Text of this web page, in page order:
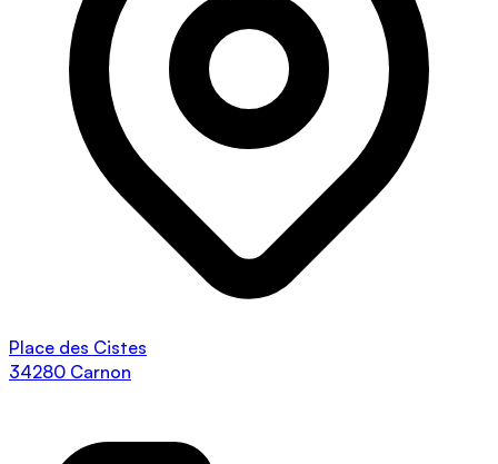
Place des Cistes
34280 Carnon